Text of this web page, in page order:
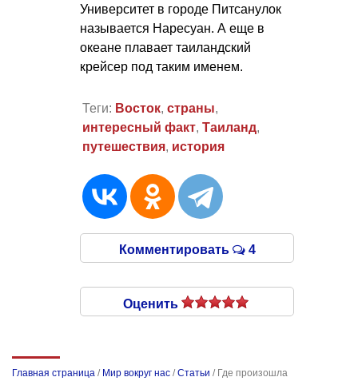
Университет в городе Питсанулок
называется Наресуан. А еще в
океане плавает таиландский
крейсер под таким именем.
Теги: Восток, страны,
интересный факт, Таиланд,
путешествия, история
Комментировать 4
Оценить
Главная страница / Мир вокруг нас /Статьи / Где произошла